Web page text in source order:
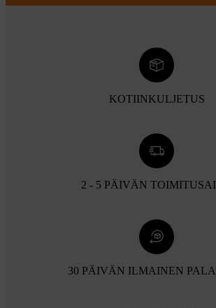
KOTIINKULJETUS
2 - 5 PÄIVÄN
30 PÄIVÄN ILMAINEN